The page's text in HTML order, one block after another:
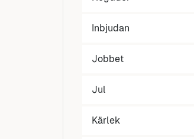
Inbjudan
Jobbet
Jul
Kärlek